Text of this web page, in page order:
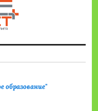
образование"